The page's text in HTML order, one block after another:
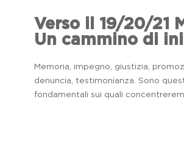
Verso il 19/20/21
Un cammino di
Memoria, impegno, giustizia,
denuncia, testimonianza. Sono
fondamentali sui quali